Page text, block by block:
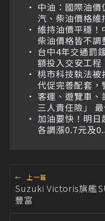
中油：國際油價
汽、柴油價格維
維持油價平穩！
柴油價格皆不調
台中4年交通罰
額投入交安工程
桃市科技執法被
代促完善配套，
客運、遊覽車
三人責任險」
加油要快！明
各調漲0.7元及
← 上一篇
Suzuki Victoris旗艦
豐富